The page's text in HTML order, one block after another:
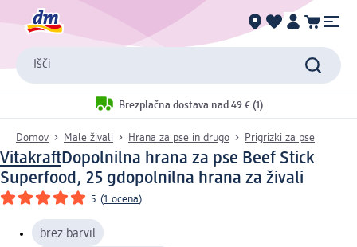
Išči
Brezplačna dostava nad 49 € (1)
Domov Male živali Hrana za pse in drugo Prigrizki za pse
VitakraftDopolnilna hrana za pse Beef Stick
Superfood, 25 gdopolnilna hrana za živali
5 (1 ocena)
brez barvil